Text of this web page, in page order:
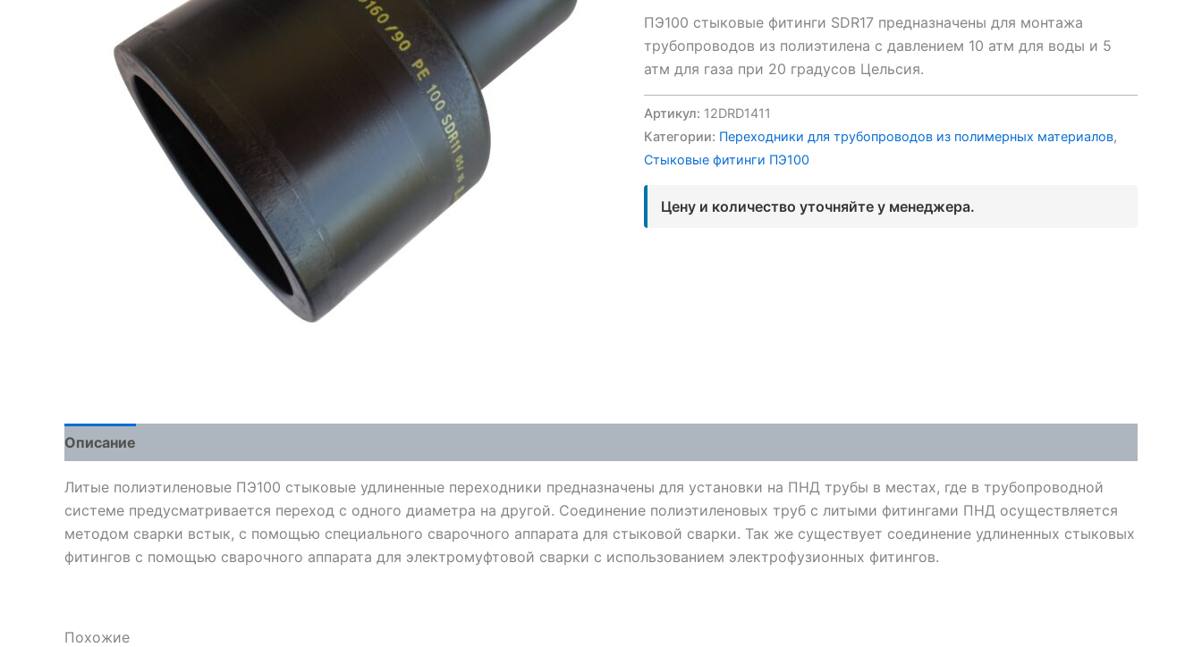
ПЭ100 стыковые фитинги SDR17 предназначены для монтажа
трубопроводов из полиэтилена с давлением 10 атм для воды и 5
атм для газа при 20 градусов Цельсия.
Артикул: 12DRD1411
Категории: Переходники для трубопроводов из полимерных материалов,
Стыковые фитинги ПЭ100
Цену и количество уточняйте у менеджера.
Описание
Литые полиэтиленовые ПЭ100 стыковые удлиненные переходники предназначены для установки на ПНД трубы в местах, где в трубопроводной
системе предусматривается переход с одного диаметра на другой. Соединение полиэтиленовых труб с литыми фитингами ПНД осуществляется
методом сварки встык, с помощью специального сварочного аппарата для стыковой сварки. Так же существует соединение удлиненных стыковых
фитингов с помощью сварочного аппарата для электромуфтовой сварки с использованием электрофузионных фитингов.
Похожие